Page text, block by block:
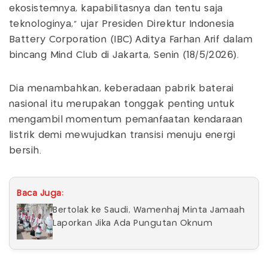
ekosistemnya, kapabilitasnya dan tentu saja
teknologinya,” ujar Presiden Direktur Indonesia
Battery Corporation (IBC) Aditya Farhan Arif dalam
bincang Mind Club di Jakarta, Senin (18/5/2026).
Dia menambahkan, keberadaan pabrik baterai
nasional itu merupakan tonggak penting untuk
mengambil momentum pemanfaatan kendaraan
listrik demi mewujudkan transisi menuju energi
bersih.
Baca Juga:
Bertolak ke Saudi, Wamenhaj Minta Jamaah
Laporkan Jika Ada Pungutan Oknum